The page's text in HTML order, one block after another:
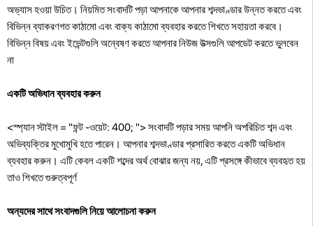
অভ্যাস হওয়া উচিত। নিয়মিত সংবাদটি পড়া আপনাকে আপনার শব্দভাণ্ডার উন্নত করতে এবং
বিভিন্ন ব্যাকরণগত কাঠামো এবং বাক্য কাঠামো ব্যবহার করতে শিখতে সহায়তা করবে।
বিভিন্ন বিষয় এবং ইভেন্টগুলি অন্বেষণ করতে আপনার নিউজ উত্সগুলি আপডেট করতে ভুলবেন
না
একটি অভিধান ব্যবহার করুন
<স্প্যান স্টাইল = "ফন্ট -ওয়েট: 400; "> সংবাদটি পড়ার সময় আপনি অপরিচিত শব্দ এবং
অভিব্যক্তির মুখোমুখি হতে পারেন। আপনার শব্দভাণ্ডার প্রসারিত করতে একটি অভিধান
ব্যবহার করুন। এটি কেবল একটি শব্দের অর্থ বোঝার জন্য নয়, এটি প্রসঙ্গে কীভাবে ব্যবহৃত হয়
তাও শিখতে গুরুত্বপূর্ণ
অন্যদের সাথে সংবাদগুলি নিয়ে আলোচনা করুন